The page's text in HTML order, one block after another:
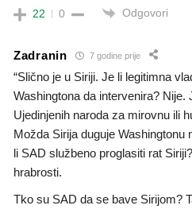
22 0 Odgovori
Zadranin 7 godine prije
“Slično je u Siriji. Je li legitimna
Washingtona da intervenira?
Ujedinjenih naroda za mirovnu ili
Možda Sirija duguje
li SAD službeno proglasiti rat
hrabrosti.
Tko su SAD da se bave Sirijom?